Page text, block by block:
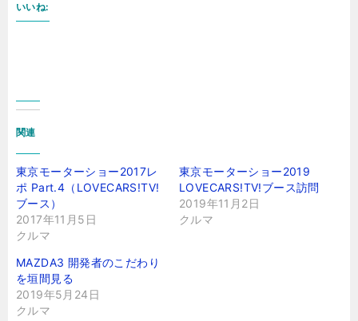
いいね:
関連
東京モーターショー2017レ
ポ Part.4（LOVECARS!TV!
ブース）
2017年11月5日
クルマ
東京モーターショー2019
LOVECARS!TV!ブース訪問
2019年11月2日
クルマ
MAZDA3 開発者のこだわり
を垣間見る
2019年5月24日
クルマ